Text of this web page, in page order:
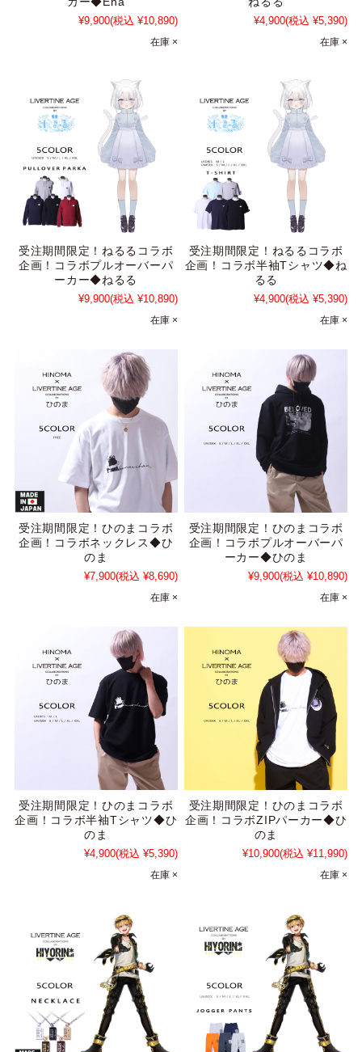
¥9,900(税込 ¥10,890)
在庫 ×
¥4,900(税込 ¥5,390)
在庫 ×
受注期間限定！ねるるコラボ
企画！コラボプルオーバーパ
ーカー◆ねるる
¥9,900(税込 ¥10,890)
在庫 ×
受注期間限定！ねるるコラボ
企画！コラボ半袖Tシャツ◆ね
るる
¥4,900(税込 ¥5,390)
在庫 ×
受注期間限定！ひのまコラボ
企画！コラボネックレス◆ひ
のま
¥7,900(税込 ¥8,690)
在庫 ×
受注期間限定！ひのまコラボ
企画！コラボプルオーバーパ
ーカー◆ひのま
¥9,900(税込 ¥10,890)
在庫 ×
受注期間限定！ひのまコラボ
企画！コラボ半袖Tシャツ◆ひ
のま
¥4,900(税込 ¥5,390)
在庫 ×
受注期間限定！ひのまコラボ
企画！コラボZIPパーカー◆ひ
のま
¥10,900(税込 ¥11,990)
在庫 ×